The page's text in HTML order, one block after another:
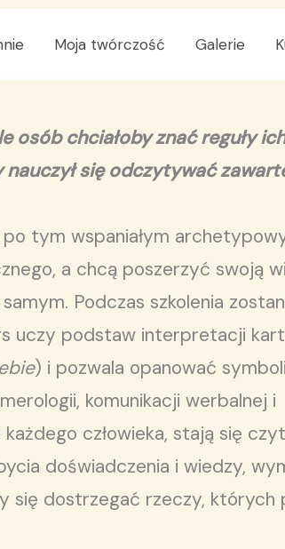
Moja twórczość Galerie
chciałoby znać reguły
nauczył się odczytywać
tym wspaniałym
a chcą poszerzyć swoją
Podczas szkolenia
uczy podstaw interpretacji
) i pozwala opanować
komunikacji werbalnej i
człowieka, stają się
doświadczenia i wiedzy,
się dostrzegać rzeczy, których